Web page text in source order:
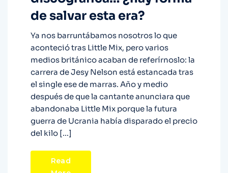
de salvar esta era?
Ya nos barruntábamos nosotros lo que
aconteció tras Little Mix, pero varios
medios británico acaban de referírnoslo: la
carrera de Jesy Nelson está estancada tras
el single ese de marras. Año y medio
después de que la cantante anunciara que
abandonaba Little Mix porque la futura
guerra de Ucrania había disparado el precio
del kilo […]
Read